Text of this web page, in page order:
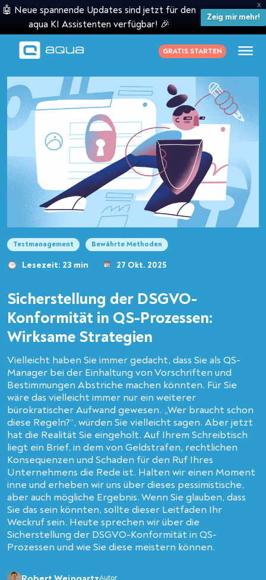
X
🤖 Neue spannende Updates sind jetzt für den
aqua KI Assistenten verfügbar! 🎉
Zeig mir mehr!
GRATIS STARTEN
Testmanagement Bewährte Methoden
Lesezeit: 23 min 27 Okt. 2025
Sicherstellung der DSGVO-
Konformität in QS-Prozessen:
Wirksame Strategien
Vielleicht haben Sie immer gedacht, dass Sie als QS-
Manager bei der Einhaltung von Vorschriften und
Bestimmungen Abstriche machen könnten. Für Sie
wäre das vielleicht immer nur ein weiterer
bürokratischer Aufwand gewesen. „Wer braucht schon
diese Regeln?“, würden Sie vielleicht sagen. Aber jetzt
hat die Realität Sie eingeholt. Auf Ihrem Schreibtisch
liegt ein Brief, in dem von Geldstrafen, rechtlichen
Konsequenzen und Schaden für den Ruf Ihres
Unternehmens die Rede ist. Halten wir einen Moment
inne und erheben wir uns über dieses pessimistische,
aber auch mögliche Ergebnis. Wenn Sie glauben, dass
Sie das sein könnten, sollte dieser Leitfaden Ihr
Weckruf sein. Heute sprechen wir über die
Sicherstellung der DSGVO-Konformität in QS-
Prozessen und wie Sie diese meistern können.
Autor